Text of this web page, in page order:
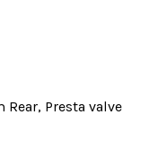
Presta valve